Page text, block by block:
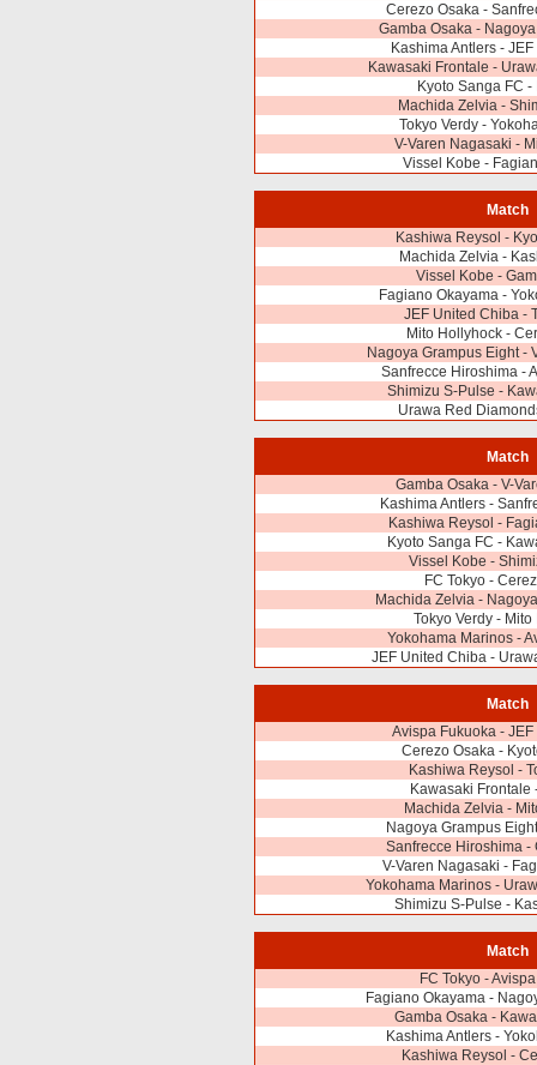
Cerezo Osaka -
Gamba Osaka -
Kashima Antlers -
Kawasaki Frontale -
Kyoto Sanga FC -
Machida Zelvia -
Tokyo Verdy -
V-Varen Nagasaki -
Vissel Kobe -
Match
Kashiwa Reysol -
Machida Zelvia -
Vissel Kobe -
Fagiano Okayama -
JEF United Chiba -
Mito Hollyhock -
Nagoya Grampus Eight -
Sanfrecce Hiroshima -
Shimizu S-Pulse -
Urawa Red
Match
Gamba Osaka - V-
Kashima Antlers -
Kashiwa Reysol -
Kyoto Sanga FC -
Vissel Kobe -
FC Tokyo -
Machida Zelvia -
Tokyo Verdy -
Yokohama Marinos -
JEF United Chiba -
Match
Avispa Fukuoka -
Cerezo Osaka -
Kashiwa Reysol -
Kawasaki Frontale
Machida Zelvia -
Nagoya Grampus
Sanfrecce Hiroshima -
V-Varen Nagasaki -
Yokohama Marinos -
Shimizu S-Pulse -
Match
FC Tokyo -
Fagiano Okayama -
Gamba Osaka -
Kashima Antlers -
Kashiwa Reysol -